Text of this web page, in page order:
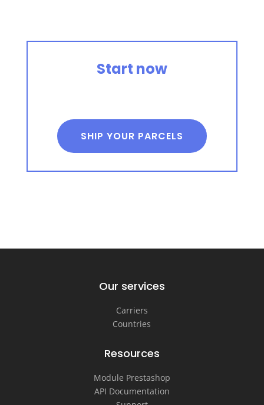
Start now
SHIP YOUR PARCELS
Our services
Carriers
Countries
Resources
Module Prestashop
API Documentation